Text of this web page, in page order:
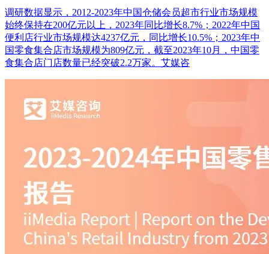
调研数据显示，2012-2023年中国仓储会员超市行业市场规模
始终保持在200亿元以上，2023年同比增长8.7%；2022年中国
便利店行业市场规模达4237亿元，同比增长10.5%；2023年中
国零食集合店市场规模为809亿元，截至2023年10月，中国零
食集合店门店数量已经突破2.2万家。艾媒咨